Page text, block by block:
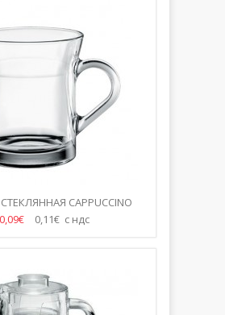
CAPPUCCINO
335МЛ
0,09€ 0,11€ с ндс